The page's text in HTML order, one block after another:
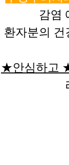
감염
환자분의 건
★안심하고